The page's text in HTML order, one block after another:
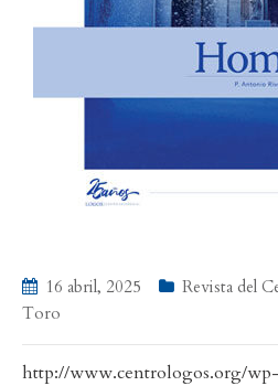
16 abril, 2025 Revista del
Toro
http://www.centrologos.org/wp-